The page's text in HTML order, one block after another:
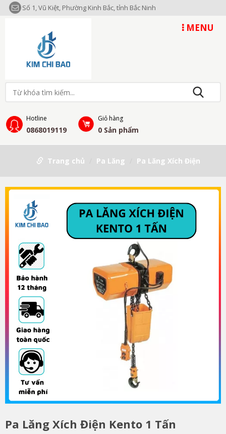
Số 1, Vũ Kiệt, Phường Kinh Bắc, tỉnh Bắc Ninh
MENU
Hotline
0868019119
Giỏ hàng
0 Sản phẩm
Trang chủ Pa Lăng Pa Lăng Xích Điện
Pa Lăng Xích Điện Kento 1 Tấn